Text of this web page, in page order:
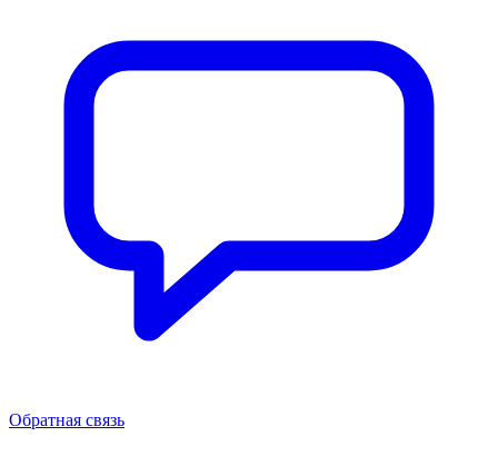
Обратная связь